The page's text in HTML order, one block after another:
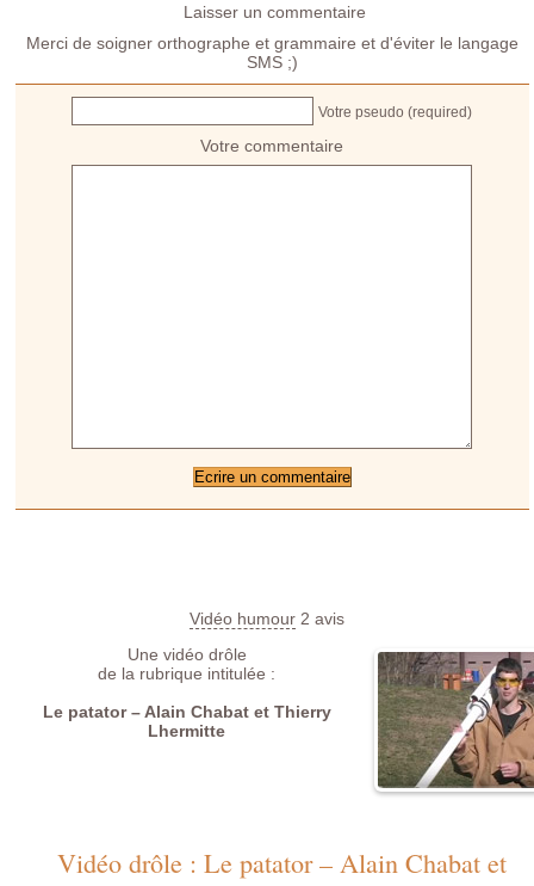
Laisser un commentaire
Merci de soigner orthographe et grammaire et d'éviter le langage
SMS ;)
Votre pseudo (required)
Votre commentaire
Vidéo humour 2 avis
Une vidéo drôle
de la rubrique intitulée :
Le patator – Alain Chabat et Thierry
Lhermitte
Vidéo drôle : Le patator – Alain Chabat et